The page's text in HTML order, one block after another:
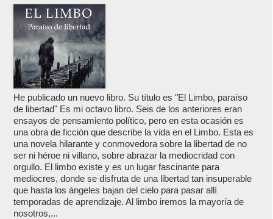
He publicado un nuevo libro. Su título es "El Limbo, paraíso
de libertad" Es mi octavo libro. Seis de los anteriores eran
ensayos de pensamiento político, pero en esta ocasión es
una obra de ficción que describe la vida en el Limbo. Esta es
una novela hilarante y conmovedora sobre la libertad de no
ser ni héroe ni villano, sobre abrazar la mediocridad con
orgullo. El limbo existe y es un lugar fascinante para
mediocres, donde se disfruta de una libertad tan insuperable
que hasta los ángeles bajan del cielo para pasar allí
temporadas de aprendizaje. Al limbo iremos la mayoría de
nosotros,...